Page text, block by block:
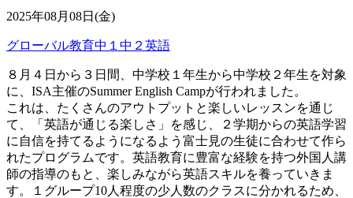
2025年08月08日(金)
グローバル教育中１ 中２ 英語
８月４日から３日間、中学校１年生から中学校２年生を対象
に、ISA主催のSummer English Campが行われました。
これは、たくさんのアウトプットと楽しいレッスンを通じ
て、「英語が通じる楽しさ」を感じ、２学期からの英語学習
に自信を持てるようになるよう富士見の生徒に合わせて作ら
れたプログラムです。英語教育に豊富な経験を持つ外国人講
師の指導のもと、楽しみながら英語スキルを養っていきま
す。１グループ10人程度の少人数のクラスに分かれるため、